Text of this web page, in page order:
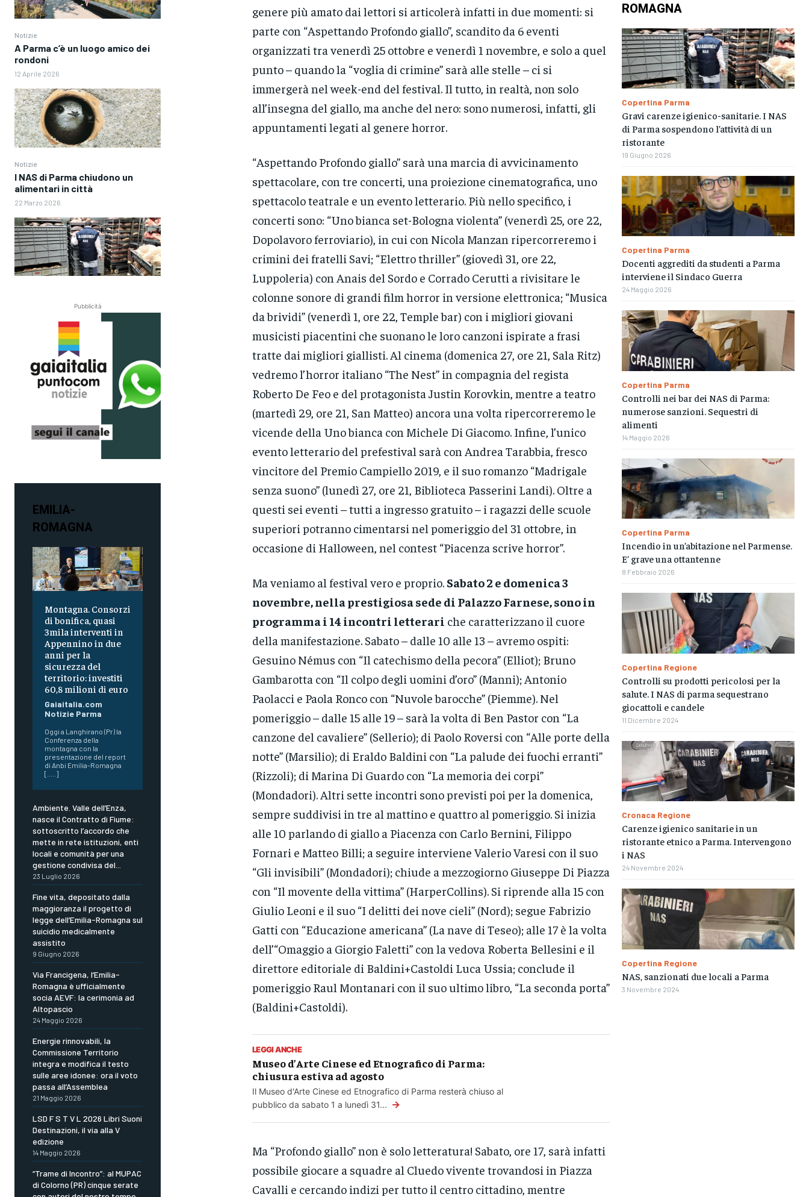
Notizie
A Parma c’è un luogo amico dei
rondoni
12 Aprile 2026
Notizie
I NAS di Parma chiudono un
alimentari in città
22 Marzo 2026
Pubblicità
EMILIA-
ROMAGNA
Montagna. Consorzi
di bonifica, quasi
3mila interventi in
Appennino in due
anni per la
sicurezza del
territorio: investiti
60,8 milioni di euro
Gaiaitalia.com
Notizie Parma
Oggi a Langhirano (Pr) la
Conferenza della
montagna con la
presentazione del report
di Anbi Emilia-Romagna
[.....]
Ambiente. Valle dell’Enza,
nasce il Contratto di Fiume:
sottoscritto l’accordo che
mette in rete istituzioni, enti
locali e comunità per una
gestione condivisa del...
23 Luglio 2026
Fine vita, depositato dalla
maggioranza il progetto di
legge dell’Emilia-Romagna sul
suicidio medicalmente
assistito
9 Giugno 2026
Via Francigena, l’Emilia-
Romagna è ufficialmente
socia AEVF: la cerimonia ad
Altopascio
24 Maggio 2026
Energie rinnovabili, la
Commissione Territorio
integra e modifica il testo
sulle aree idonee: ora il voto
passa all’Assemblea
21 Maggio 2026
LSD F S T V L 2026 Libri Suoni
Destinazioni, il via alla V
edizione
14 Maggio 2026
“Trame di Incontro”: al MUPAC
di Colorno (PR) cinque serate
genere più amato dai lettori si articolerà infatti in due momenti: si
parte con “Aspettando Profondo giallo”, scandito da 6 eventi
organizzati tra venerdì 25 ottobre e venerdì 1 novembre, e solo a quel
punto – quando la “voglia di crimine” sarà alle stelle – ci si
immergerà nel week-end del festival. Il tutto, in realtà, non solo
all’insegna del giallo, ma anche del nero: sono numerosi, infatti, gli
appuntamenti legati al genere horror.
“Aspettando Profondo giallo” sarà una marcia di avvicinamento
spettacolare, con tre concerti, una proiezione cinematografica, uno
spettacolo teatrale e un evento letterario. Più nello specifico, i
concerti sono: “Uno bianca set-Bologna violenta” (venerdì 25, ore 22,
Dopolavoro ferroviario), in cui con Nicola Manzan ripercorreremo i
crimini dei fratelli Savi; “Elettro thriller” (giovedì 31, ore 22,
Luppoleria) con Anais del Sordo e Corrado Cerutti a rivisitare le
colonne sonore di grandi film horror in versione elettronica; “Musica
da brividi” (venerdì 1, ore 22, Temple bar) con i migliori giovani
musicisti piacentini che suonano le loro canzoni ispirate a frasi
tratte dai migliori giallisti. Al cinema (domenica 27, ore 21, Sala Ritz)
vedremo l’horror italiano “The Nest” in compagnia del regista
Roberto De Feo e del protagonista Justin Korovkin, mentre a teatro
(martedì 29, ore 21, San Matteo) ancora una volta ripercorreremo le
vicende della Uno bianca con Michele Di Giacomo. Infine, l’unico
evento letterario del prefestival sarà con Andrea Tarabbia, fresco
vincitore del Premio Campiello 2019, e il suo romanzo “Madrigale
senza suono” (lunedì 27, ore 21, Biblioteca Passerini Landi). Oltre a
questi sei eventi – tutti a ingresso gratuito – i ragazzi delle scuole
superiori potranno cimentarsi nel pomeriggio del 31 ottobre, in
occasione di Halloween, nel contest “Piacenza scrive horror”.
Ma veniamo al festival vero e proprio. Sabato 2 e domenica 3
novembre, nella prestigiosa sede di Palazzo Farnese, sono in
programma i 14 incontri letterari che caratterizzano il cuore
della manifestazione. Sabato – dalle 10 alle 13 – avremo ospiti:
Gesuino Némus con “Il catechismo della pecora” (Elliot); Bruno
Gambarotta con “Il colpo degli uomini d’oro” (Manni); Antonio
Paolacci e Paola Ronco con “Nuvole barocche” (Piemme). Nel
pomeriggio – dalle 15 alle 19 – sarà la volta di Ben Pastor con “La
canzone del cavaliere” (Sellerio); di Paolo Roversi con “Alle porte della
notte” (Marsilio); di Eraldo Baldini con “La palude dei fuochi erranti”
(Rizzoli); di Marina Di Guardo con “La memoria dei corpi”
(Mondadori). Altri sette incontri sono previsti poi per la domenica,
sempre suddivisi in tre al mattino e quattro al pomeriggio. Si inizia
alle 10 parlando di giallo a Piacenza con Carlo Bernini, Filippo
Fornari e Matteo Billi; a seguire interviene Valerio Varesi con il suo
“Gli invisibili” (Mondadori); chiude a mezzogiorno Giuseppe Di Piazza
con “Il movente della vittima” (HarperCollins). Si riprende alla 15 con
Giulio Leoni e il suo “I delitti dei nove cieli” (Nord); segue Fabrizio
Gatti con “Educazione americana” (La nave di Teseo); alle 17 è la volta
dell’“Omaggio a Giorgio Faletti” con la vedova Roberta Bellesini e il
direttore editoriale di Baldini+Castoldi Luca Ussia; conclude il
pomeriggio Raul Montanari con il suo ultimo libro, “La seconda porta”
(Baldini+Castoldi).
LEGGI ANCHE
Museo d’Arte Cinese ed Etnografico di Parma:
chiusura estiva ad agosto
Il Museo d'Arte Cinese ed Etnografico di Parma resterà chiuso al
pubblico da sabato 1 a lunedì 31... →
Ma “Profondo giallo” non è solo letteratura! Sabato, ore 17, sarà infatti
possibile giocare a squadre al Cluedo vivente trovandosi in Piazza
Cavalli e cercando indizi per tutto il centro cittadino, mentre
ROMAGNA
Copertina Parma
Gravi carenze igienico-sanitarie. I NAS
di Parma sospendono l’attività di un
ristorante
19 Giugno 2026
Copertina Parma
Docenti aggrediti da studenti a Parma
interviene il Sindaco Guerra
24 Maggio 2026
Copertina Parma
Controlli nei bar dei NAS di Parma:
numerose sanzioni. Sequestri di
alimenti
14 Maggio 2026
Copertina Parma
Incendio in un’abitazione nel Parmense.
E’ grave una ottantenne
8 Febbraio 2026
Copertina Regione
Controlli su prodotti pericolosi per la
salute. I NAS di parma sequestrano
giocattoli e candele
11 Dicembre 2024
Cronaca Regione
Carenze igienico sanitarie in un
ristorante etnico a Parma. Intervengono
i NAS
24 Novembre 2024
Copertina Regione
NAS, sanzionati due locali a Parma
3 Novembre 2024